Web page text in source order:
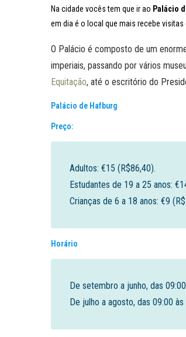
Na cidade vocês tem que ir ao Palácio
em dia é o local que mais recebe visitas
O Palácio é composto de um
imperiais, passando por vários
Equitação, até o escritório do
Palácio de Hafburg
Preço:
Adultos: €15 (R$86,40).
Estudantes de 19 a 25 anos:
Crianças de 6 a 18 anos: €9
Horário
De setembro a junho, das
De julho a agosto, das 09:00